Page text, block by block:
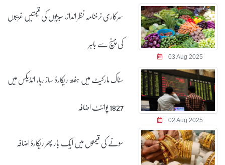
03 Aug 2025
سرکاری نرخنامہ نظر انداز، سبزیوں کی قیمتیں غریبوں
کی پہنچ سے باہر
02 Aug 2025
سٹاک مارکیٹ میں ہفتہ ریکارڈ ساز رہا، انڈیکس میں
1827 پوائنٹ اضافہ
سونے کی قیمتوں میں ایک بار پھر ریکارڈ اضافہ